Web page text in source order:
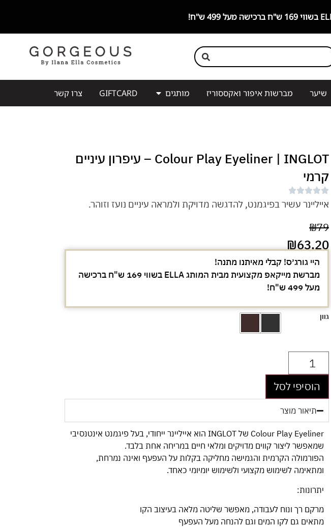
שיער מברשות איפור ואקססוריז מותגים GIFTCARD צרו קשר
Colour Play Eyeliner | INGLOT – עיפרון עיניים
קרמי
אייליינר עשיר בפיגמנט, להדגשה מדויקת ולמראה עיניים נועז וזוהר.
₪79
₪63.20
היי גורג׳ס! קבלי מאיתנו מתנה!
מברשת מייקאפ מקצועית מבית המותג ELLA בשווי 169 ש"ח ברכישה
מעל 499 ש"ח!
גוון
הוסיפי לסל
תיאור מוצר
Colour Play Eyeliner של INGLOT הוא אייליינר ייחודי, בעל פיגמנט אינטנסיבי
שמאפשר ליצור קווים מדויקים ומלאי חיים במריחה אחת בלבד.
הפורמולה הקרמית והגמישה מחליקה בקלות על העפעף ואינה נמרחת,
ומתאימה לשימוש מקצועי ולשימוש יומיומי כאחד.
יתרונות:
מרקם רך ונוח לעבודה, מאפשר שליטה מלאה בעיצוב הקו
מתאים גם לקו המים וגם להנחה מעל העפעף